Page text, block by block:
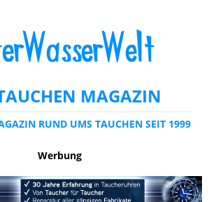
MAGAZIN
RUND UMS TAUCHEN SEIT 1999
Werbung